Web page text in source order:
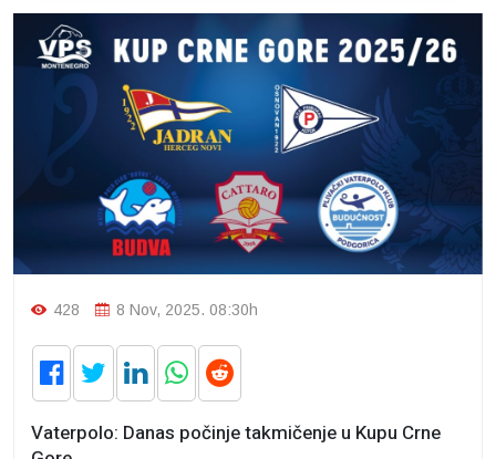
428 8 Nov, 2025. 08:30h
Vaterpolo: Danas počinje takmičenje u Kupu Crne